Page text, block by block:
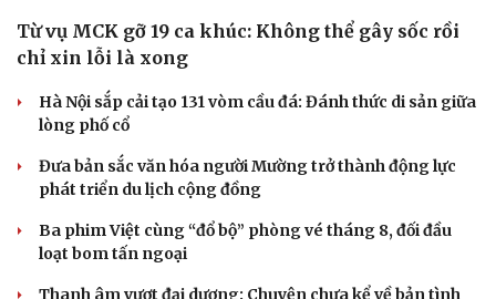
năm 2026
Tăng cường tuyên truyền, bảo vệ vững chắc biên giới
Việt Nam – Campuchia
Hải quân Mỹ lần đầu tiên huấn luyện UAV cảm tử tại Hàn
VĂN HÓA
Từ vụ MCK gỡ 19 ca khúc: Không thể gây sốc rồi